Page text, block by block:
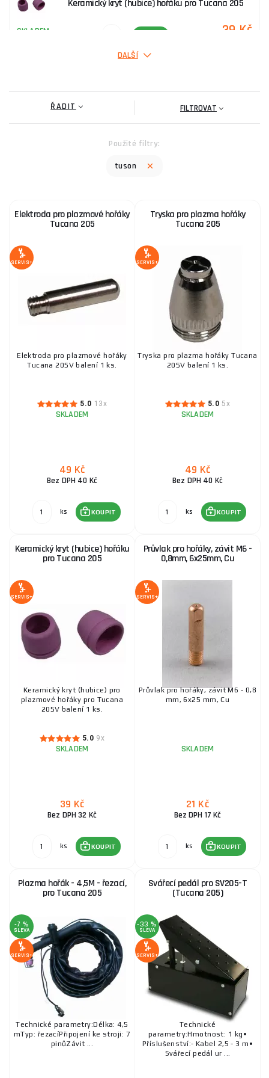
Keramický kryt (hubice) hořáku pro Tucana 205
SKLADEM 39 Kč
u dodavatele 1 573 Kč
příslušenstvím
DALŠÍ
ŘADIT FILTROVAT
Použité filtry:
tuson
Elektroda pro plazmové hořáky
Tucana 205
SERVIS+
Elektroda pro plazmové hořáky
Tucana 205V balení 1 ks.
5.0 13x
SKLADEM
49 Kč
Bez DPH 40 Kč
ks KOUPIT
Tryska pro plazma hořáky
Tucana 205
SERVIS+
Tryska pro plazma hořáky Tucana
205V balení 1 ks.
5.0 5x
SKLADEM
49 Kč
Bez DPH 40 Kč
ks KOUPIT
Keramický kryt (hubice) hořáku
pro Tucana 205
SERVIS+
Keramický kryt (hubice) pro
plazmové hořáky pro Tucana
205V balení 1 ks.
5.0 9x
SKLADEM
39 Kč
Bez DPH 32 Kč
ks KOUPIT
Průvlak pro hořáky, závit M6 -
0,8mm, 6x25mm, Cu
SERVIS+
Průvlak pro hořáky, závit M6 - 0,8
mm, 6x25 mm, Cu
SKLADEM
21 Kč
Bez DPH 17 Kč
ks KOUPIT
Plazma hořák - 4,5M - řezací,
pro Tucana 205
-7 %
SLEVA
SERVIS+
Technické parametry:Délka: 4,5
mTyp: řezacíPřipojení ke stroji: 7
pinůZávit ...
Svářecí pedál pro SV205-T
(Tucana 205)
-33 %
SLEVA
SERVIS+
Technické
parametry:Hmotnost: 1 kg•
Příslušenství:- Kabel 2,5 - 3 m•
Svářecí pedál ur ...